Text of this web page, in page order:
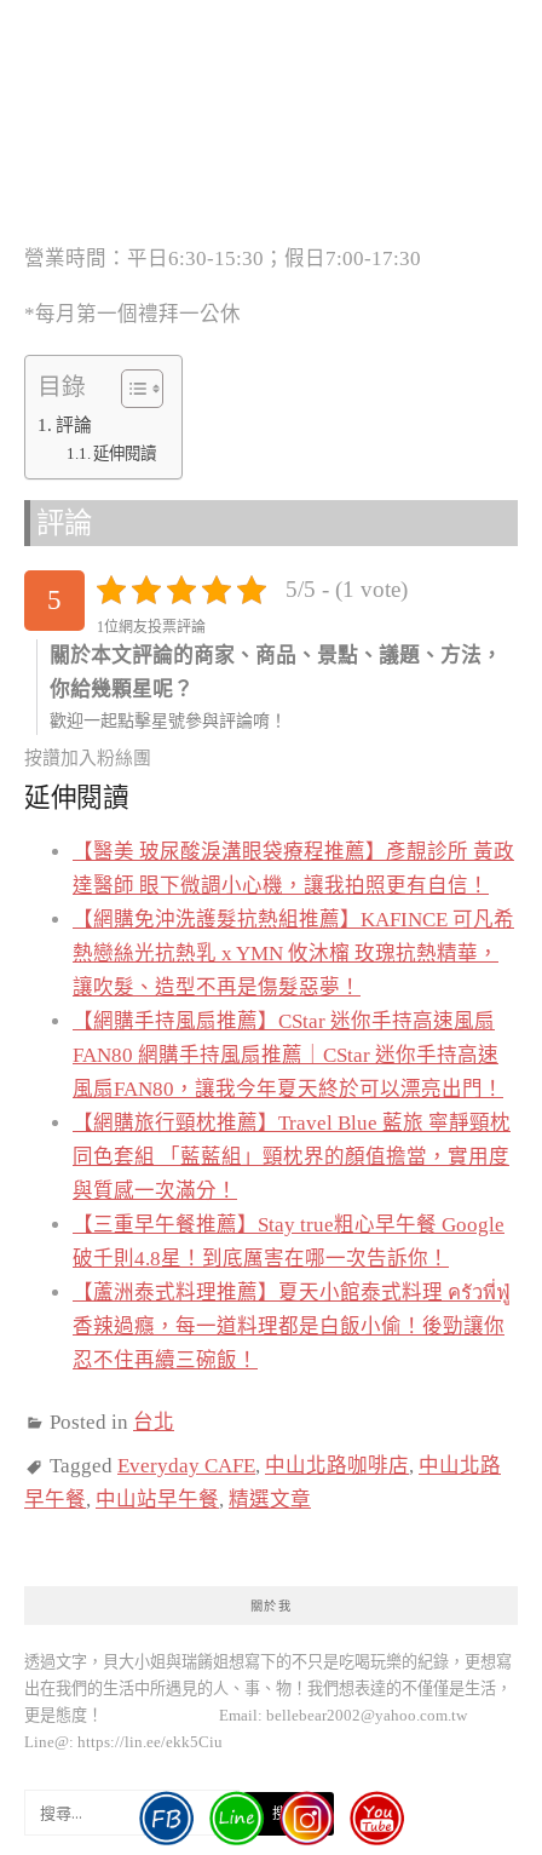
營業時間：平日6:30-15:30；假日7:00-17:30
*每月第一個禮拜一公休
目錄
評論
延伸閱讀
評論
5 5/5 - (1 vote)
1位網友投票評論
關於本文評論的商家、商品、景點、議題、方法，
你給幾顆星呢？
歡迎一起點擊星號參與評論唷！
按讚加入粉絲團
延伸閱讀
【醫美 玻尿酸淚溝眼袋療程推薦】彥靚診所 黃政
達醫師 眼下微調小心機，讓我拍照更有自信！
【網購免沖洗護髮抗熱組推薦】KAFINCE 可凡希
熱戀絲光抗熱乳 x YMN 攸沐橣 玫瑰抗熱精華，
讓吹髮、造型不再是傷髮惡夢！
【網購手持風扇推薦】CStar 迷你手持高速風扇
FAN80 網購手持風扇推薦｜CStar 迷你手持高速
風扇FAN80，讓我今年夏天終於可以漂亮出門！
【網購旅行頸枕推薦】Travel Blue 藍旅 寧靜頸枕
同色套組 「藍藍組」頸枕界的顏值擔當，實用度
與質感一次滿分！
【三重早午餐推薦】Stay true粗心早午餐 Google
破千則4.8星！到底厲害在哪一次告訴你！
【蘆洲泰式料理推薦】夏天小館泰式料理 ครัวพี่ฟู่
香辣過癮，每一道料理都是白飯小偷！後勁讓你
忍不住再續三碗飯！
Posted in 台北
Tagged Everyday CAFE, 中山北路咖啡店, 中山北路
早午餐, 中山站早午餐, 精選文章
關於我
透過文字，貝大小姐與瑞餚姐想寫下的不只是吃喝玩樂的紀錄，更想寫
出在我們的生活中所遇見的人、事、物！我們想表達的不僅僅是生活，
更是態度！ Email: bellebear2002@yahoo.com.tw
Line@: https://lin.ee/ekk5Ciu